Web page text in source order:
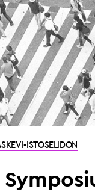
ISTOSELIDON